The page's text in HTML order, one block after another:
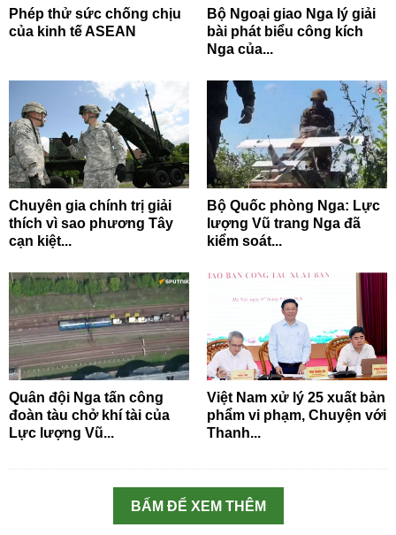
Phép thử sức chống chịu
của kinh tế ASEAN
Bộ Ngoại giao Nga lý giải
bài phát biểu công kích
Nga của...
Chuyên gia chính trị giải
thích vì sao phương Tây
cạn kiệt...
Bộ Quốc phòng Nga: Lực
lượng Vũ trang Nga đã
kiểm soát...
Quân đội Nga tấn công
đoàn tàu chở khí tài của
Lực lượng Vũ...
Việt Nam xử lý 25 xuất bản
phẩm vi phạm, Chuyện với
Thanh...
BẤM ĐỂ XEM THÊM